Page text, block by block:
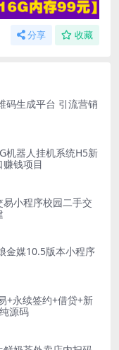
分享 收藏
码生成平台 引流营销
机器人挂机系统H5新
钱项目
小程序校园二手交
金媒10.5版本小程序
+永续签约+借贷+新
源码